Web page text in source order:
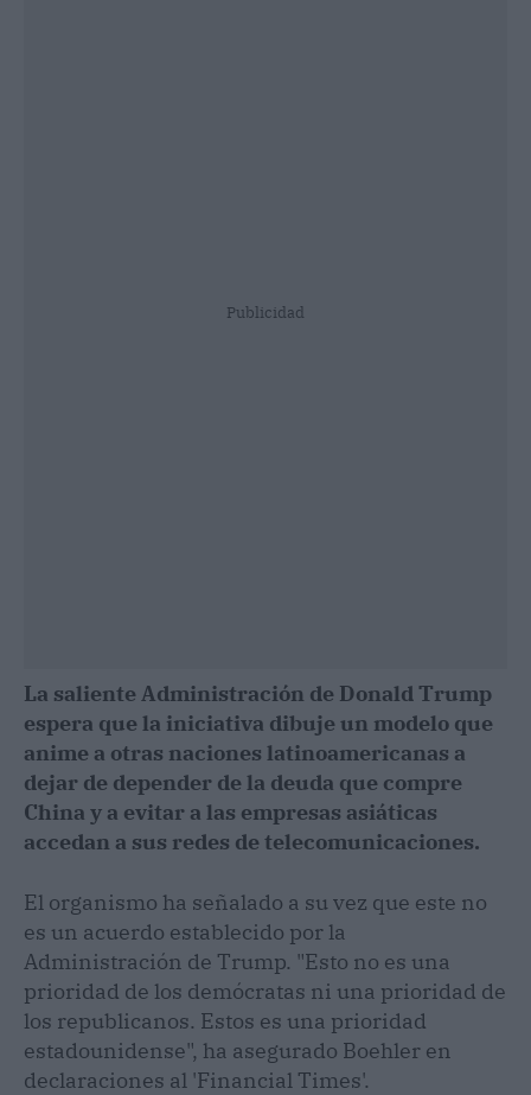
Publicidad
La saliente Administración de Donald Trump
espera que la iniciativa dibuje un modelo que
anime a otras naciones latinoamericanas a
dejar de depender de la deuda que compre
China y a evitar a las empresas asiáticas
accedan a sus redes de telecomunicaciones.
El organismo ha señalado a su vez que este no
es un acuerdo establecido por la
Administración de Trump. "Esto no es una
prioridad de los demócratas ni una prioridad de
los republicanos. Estos es una prioridad
estadounidense", ha asegurado Boehler en
declaraciones al 'Financial Times'.